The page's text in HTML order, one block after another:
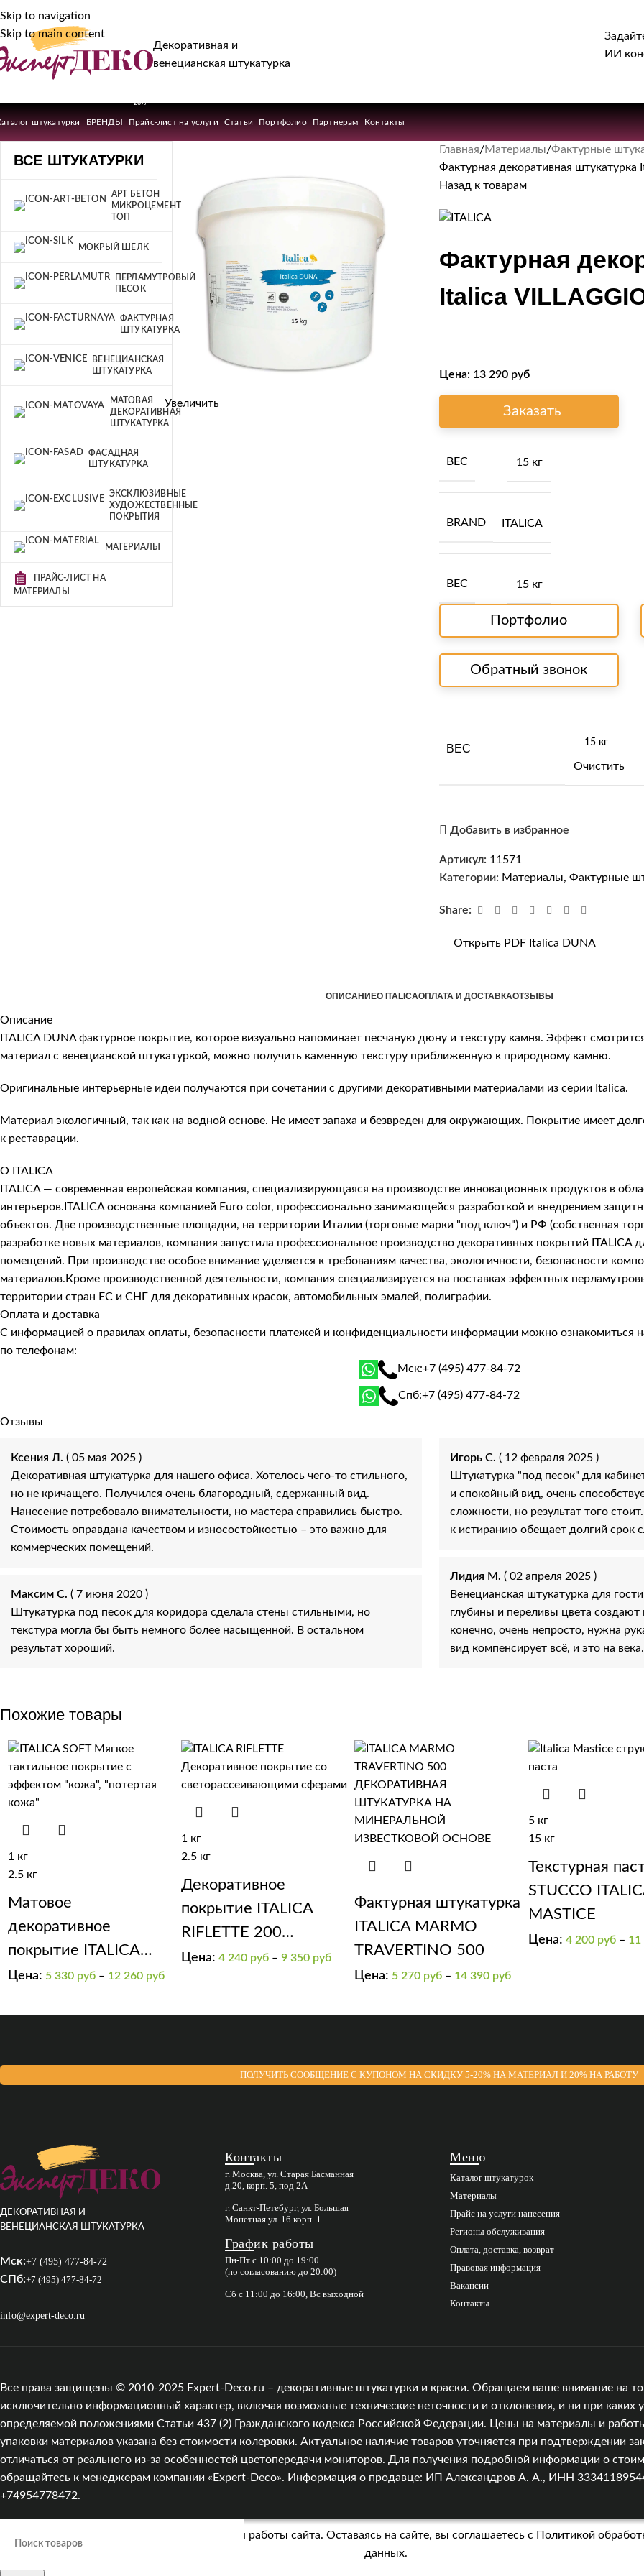
Skip to navigation
Skip to main content
Декоративная и
венецианская штукатурка
ИИ
штукатурки БРЕНДЫ Прайс-лист на услуги
-20%
Статьи Портфолио Партнерам Контакты
ВСЕ ШТУКАТУРКИ
АРТ БЕТОН
МИКРОЦЕМЕНТ
ТОП
МОКРЫЙ ШЕЛК
ПЕРЛАМУТРОВЫЙ
ПЕСОК
ФАКТУРНАЯ
ШТУКАТУРКА
ВЕНЕЦИАНСКАЯ
ШТУКАТУРКА
МАТОВАЯ
ДЕКОРАТИВНАЯ
ШТУКАТУРКА
ФАСАДНАЯ
ШТУКАТУРКА
ЭКСКЛЮЗИВНЫЕ
ХУДОЖЕСТВЕННЫЕ
ПОКРЫТИЯ
МАТЕРИАЛЫ
ПРАЙС-ЛИСТ НА
МАТЕРИАЛЫ
Увеличить
Главная Материалы Фактурные
Фактурная декоративная штукатурка
Назад к товарам
Фактурная
Italica
Цена: 13 290 руб
Заказать
ВЕС 15 кг
BRAND ITALICA
ВЕС 15 кг
Портфолио
Обратный звонок
ВЕС
Очистить
Добавить в избранное
Артикул: 11571
Категории: Материалы, Фактурные
Share:
Открыть PDF Italica DUNA
ОПИСАНИЕО ITALICAОПЛАТА И ДОСТАВКАОТЗЫВЫ
Описание
ITALICA DUNA фактурное покрытие, которое визуально напоминает песчаную дюну и текстуру камня. Эффект
материал с венецианской штукатуркой, можно получить каменную текстуру приближенную к природному камню.
Оригинальные интерьерные идеи получаются при сочетании с другими декоративными материалами из серии Italica.
Материал экологичный, так как на водной основе. Не имеет запаха и безвреден для окружающих. Покрытие имеет
к реставрации.
О ITALICA
ITALICA — современная европейская компания, специализирующаяся на производстве инновационных продуктов в
интерьеров.ITALICA основана компанией Euro color, профессионально занимающейся разработкой и внедрением
объектов. Две производственные площадки, на территории Италии (торговые марки "под ключ") и РФ (собственная
разработке новых материалов, компания запустила профессиональное производство декоративных покрытий
помещений. При производстве особое внимание уделяется к требованиям качества, экологичности, безопасности
материалов.Кроме производственной деятельности, компания специализируется на поставках эффектных
территории стран ЕС и СНГ для декоративных красок, автомобильных эмалей, полиграфии.
Оплата и доставка
С информацией о правилах оплаты, безопасности платежей и конфиденциальности информации можно ознакомиться
по телефонам:
Мск:+7 (495) 477-84-72
Спб:+7 (495) 477-84-72
Отзывы
Ксения Л. ( 05 мая 2025 )
Декоративная штукатурка для нашего офиса. Хотелось чего-то стильного,
но не кричащего. Получился очень благородный, сдержанный вид.
Нанесение потребовало внимательности, но мастера справились быстро.
Стоимость оправдана качеством и износостойкостью – это важно для
коммерческих помещений.
Максим С. ( 7 июня 2020 )
Штукатурка под песок для коридора сделала стены стильными, но
текстура могла бы быть немного более насыщенной. В остальном
результат хороший.
Игорь С. ( 12 февраля 2025 )
Штукатурка "под песок" для
и спокойный вид, очень
сложности, но результат того
к истиранию обещает долгий срок
Лидия М. ( 02 апреля 2025 )
Венецианская штукатурка для
глубины и переливы цвета
конечно, очень непросто, нужна
вид компенсирует всё, и это на века.
Похожие товары
1 кг
2.5 кг
Матовое
декоративное
покрытие ITALICA
SOFT
Цена: 5 330 руб – 12 260 руб
1 кг
2.5 кг
Декоративное
покрытие ITALICA
RIFLETTE 200
мерцающий бисер
Цена:4 240 руб – 9 350 руб
Фактурная штукатурка
ITALICA MARMO
TRAVERTINO 500
Цена: 5 270 руб – 14 390 руб
5 кг
15 кг
Текстурная
STUCCO
MASTICE
Цена: 4 200 руб – 11
ПОЛУЧИТЬ СООБЩЕНИЕ С КУПОНОМ НА СКИДКУ 5-20% НА МАТЕРИАЛ И 20% НА РАБОТУ
ДЕКОРАТИВНАЯ И
ВЕНЕЦИАНСКАЯ ШТУКАТУРКА
Мск:+7 (495) 477-84-72
СПб:+7 (495) 477-84-72
info@expert-deco.ru
Контакты
г. Москва, ул. Старая Басманная
д.20, корп. 5, под 2А
г. Санкт-Петебург, ул. Большая
Монетная ул. 16 корп. 1
График работы
Пн-Пт с 10:00 до 19:00
(по согласованию до 20:00)
Сб с 11:00 до 16:00, Вс выходной
Меню
Каталог штукатурок
Материалы
Прайс на услуги нанесения
Регионы обслуживания
Оплата, доставка, возврат
Правовая информация
Вакансии
Контакты
Все права защищены © 2010-2025 Expert-Deco.ru – декоративные штукатурки и краски. Обращаем ваше внимание на
исключительно информационный характер, включая возможные технические неточности и отклонения, и ни при каких
определяемой положениями Статьи 437 (2) Гражданского кодекса Российской Федерации. Цены на материалы и
упаковки материалов указана без стоимости колеровки. Актуальное наличие товаров уточняется при подтверждении
отличаться от реального из‑за особенностей цветопередачи мониторов. Для получения подробной информации о
обращайтесь к менеджерам компании «Expert-Deco». Информация о продавце: ИП Александров А. А., ИНН
+74954778472.
Мы используем cookies для улучшения работы сайта. Оставаясь на сайте, вы соглашаетесь с Политикой
данных.